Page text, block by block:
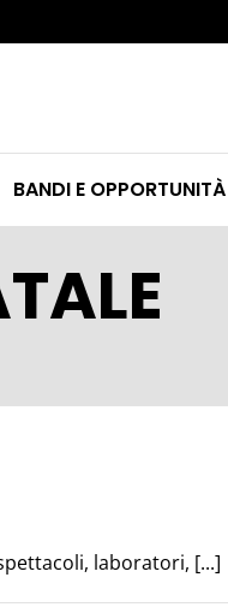
BANDI E OPPORTUNITÀ
laboratori, [...]